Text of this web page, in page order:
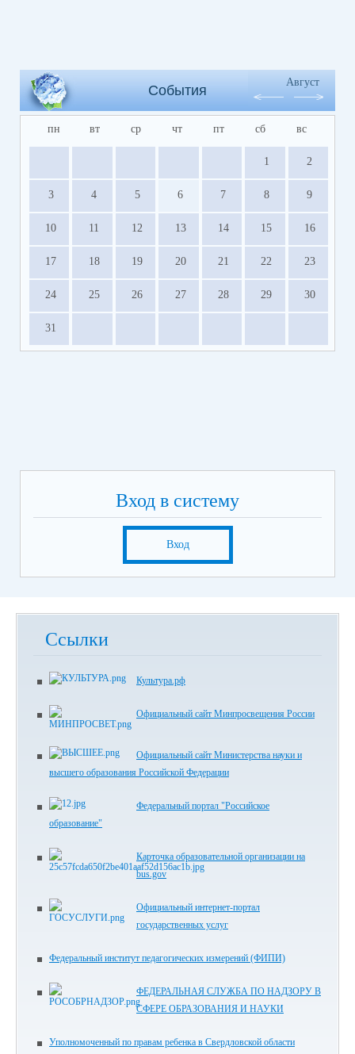
События
Август
пн вт ср чт пт сб вс
1 2
3 4 5 6 7 8 9
10 11 12 13 14 15 16
17 18 19 20 21 22 23
24 25 26 27 28 29 30
31
Вход в систему
Вход
Ссылки
Культура.рф
Официальный сайт Минпросвещения России
Официальный сайт Министерства науки и
высшего образования Российской Федерации
Федеральный портал "Российское
образование"
Карточка образовательной организации на
bus.gov
Официальный интернет-портал
государственных услуг
Федеральный институт педагогических измерений (ФИПИ)
ФЕДЕРАЛЬНАЯ СЛУЖБА ПО НАДЗОРУ В
СФЕРЕ ОБРАЗОВАНИЯ И НАУКИ
Уполномоченный по правам ребенка в Свердловской области